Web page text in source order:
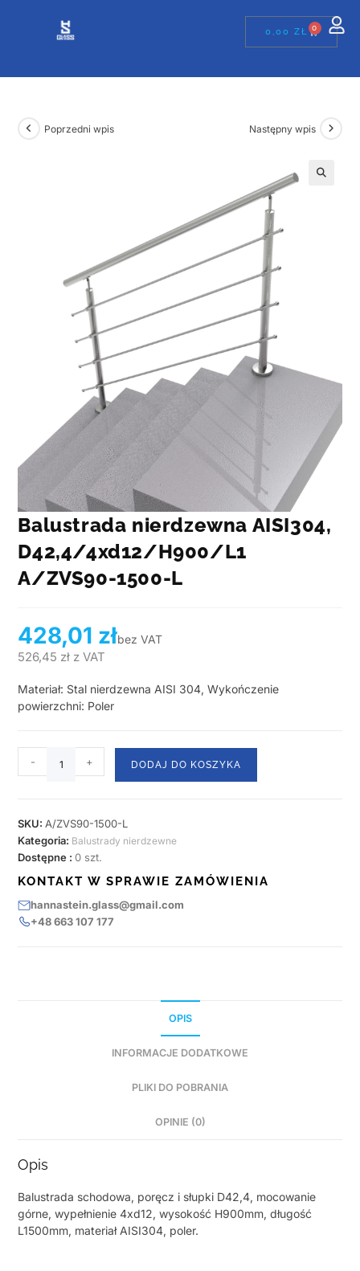
0,00ZŁ 0
Poprzedni wpis Następny wpis
Balustrada nierdzewna AISI304,
D42,4/4xd12/H900/L1
A/ZVS90-1500-L
428,01 złbez VAT
526,45 zł z VAT
Materiał: Stal nierdzewna AISI 304, Wykończenie
powierzchni: Poler
- + DODAJ DO KOSZYKA
SKU: A/ZVS90-1500-L
Kategoria: Balustrady nierdzewne
Dostępne :0 szt.
KONTAKT W SPRAWIE ZAMÓWIENIA
hannastein.glass@gmail.com
+48 663 107 177
OPIS
INFORMACJE DODATKOWE
PLIKI DO POBRANIA
OPINIE (0)
Opis
Balustrada schodowa, poręcz i słupki D42,4, mocowanie
górne, wypełnienie 4xd12, wysokość H900mm, długość
L1500mm, materiał AISI304, poler.